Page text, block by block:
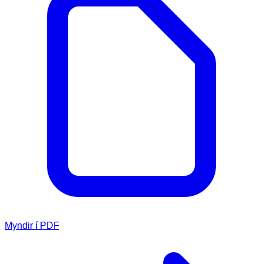
Myndir í PDF